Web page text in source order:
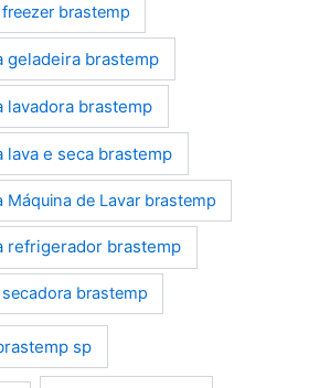
brastemp
geladeira brastemp
lavadora brastemp
e seca brastemp
Máquina de Lavar brastemp
refrigerador brastemp
brastemp
sp